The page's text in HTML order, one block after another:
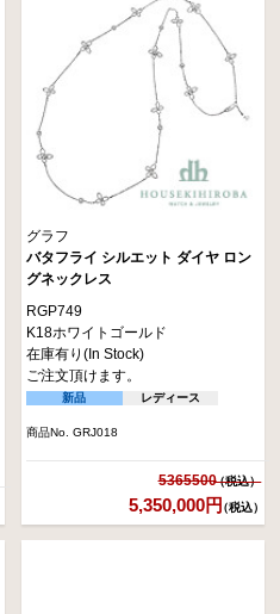
グラフ
バタフライ シルエット ダイヤ ロン
グネックレス
RGP749
K18ホワイトゴールド
在庫有り(In Stock)
ご注文頂けます。
新品 レディース
商品No. GRJ018
5365500
5,350,000円（税込）